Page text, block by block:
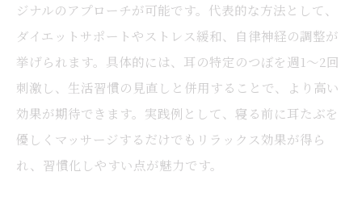
ジナルのアプローチが可能です。代表的な方法として、
ダイエットサポートやストレス緩和、自律神経の調整が
挙げられます。具体的には、耳の特定のつぼを週1～2回
刺激し、生活習慣の見直しと併用することで、より高い
効果が期待できます。実践例として、寝る前に耳たぶを
優しくマッサージするだけでもリラックス効果が得ら
れ、習慣化しやすい点が魅力です。